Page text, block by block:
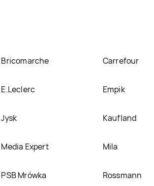
Bricomarche Carrefour
E.Leclerc Empik
Jysk Kaufland
Media Expert Mila
PSB Mrówka Rossmann